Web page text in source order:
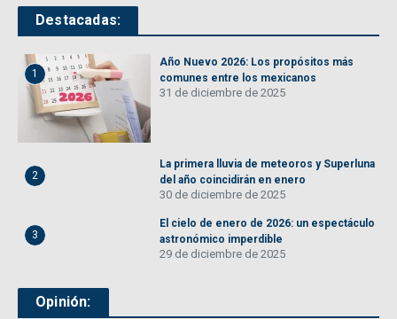
Destacadas:
1
Año Nuevo 2026: Los propósitos más
comunes entre los mexicanos
31 de diciembre de 2025
2
La primera lluvia de meteoros y Superluna
del año coincidirán en enero
30 de diciembre de 2025
3
El cielo de enero de 2026: un espectáculo
astronómico imperdible
29 de diciembre de 2025
Opinión: